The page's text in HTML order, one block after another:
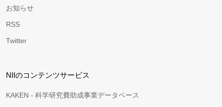
お知らせ
RSS
Twitter
NIIのコンテンツサービス
KAKEN - 科学研究費助成事業データベース